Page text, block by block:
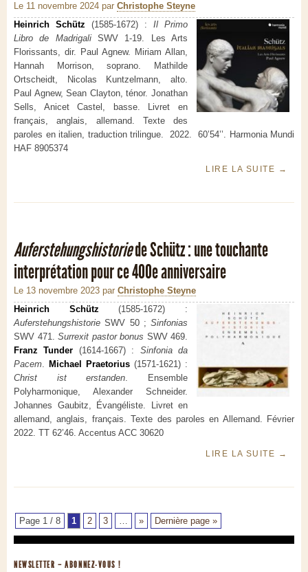
Le 11 novembre 2024 par Christophe Steyne
Heinrich Schütz (1585-1672) : Il Primo
Libro de MadrigaliSWV 1-19. Les Arts
Florissants, dir. Paul Agnew. Miriam Allan,
Hannah Morrison, soprano. Mathilde
Ortscheidt, Nicolas Kuntzelmann, alto.
Paul Agnew, Sean Clayton, ténor. Jonathan
Sells, Anicet Castel, basse. Livret en
français, anglais, allemand. Texte des
paroles en italien, traduction trilingue. 2022. 60’54’’. Harmonia Mundi
HAF 8905374
LIRE LA SUITE →
Auferstehungshistoriede Schütz : une touchante
interprétation pour ce 400e anniversaire
Le 13 novembre 2023 par Christophe Steyne
Heinrich Schütz (1585-1672) :
Auferstehungshistorie SWV 50 ; Sinfonias
SWV 471. Surrexit pastor bonus SWV 469.
Franz Tunder (1614-1667) : Sinfonia da
Pacem. Michael Praetorius (1571-1621) :
Christ ist erstanden. Ensemble
Polyharmonique, Alexander Schneider.
Johannes Gaubitz, Évangéliste. Livret en
allemand, anglais, français. Texte des paroles en Allemand. Février
2022. TT 62’46. Accentus ACC 30620
LIRE LA SUITE →
Page 1 / 8 1 2 3 … » Dernière page »
NEWSLETTER – ABONNEZ-VOUS !